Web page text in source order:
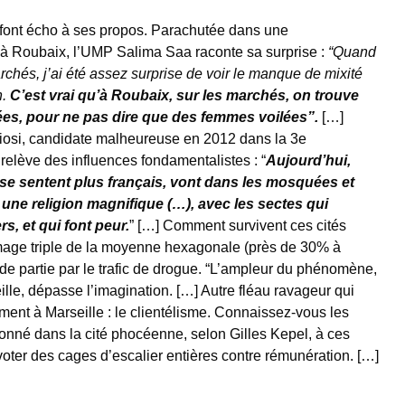
écho à ses propos. Parachutée dans une
Roubaix, l’UMP Salima Saa raconte sa surprise : “Quand
j’ai été assez surprise de voir le manque de mixité
C’est vrai qu’à Roubaix, sur les marchés, on trouve
pour ne pas dire que des femmes voilées”. […]
candidate malheureuse en 2012 dans la 3e
des influences fondamentalistes : “Aujourd’hui,
sentent plus français, vont dans les mosquées et
religion magnifique (…), avec les sectes qui
et qui font peur.” […] Comment survivent ces cités
triple de la moyenne hexagonale (près de 30% à
partie par le trafic de drogue. “L’ampleur du phénomène,
dépasse l’imagination. […] Autre fléau ravageur qui
à Marseille : le clientélisme. Connaissez-vous les
dans la cité phocéenne, selon Gilles Kepel, à ces
des cages d’escalier entières contre rémunération. […]